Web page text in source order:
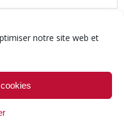
notre site web et